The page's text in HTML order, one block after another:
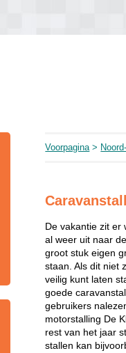
Voorpagina>
De vakantie zit er
al weer uit naar
groot stuk eigen
staan. Als dit niet
veilig kunt laten
goede
gebruikers
motorstalling De
rest van het jaar
stallen kan